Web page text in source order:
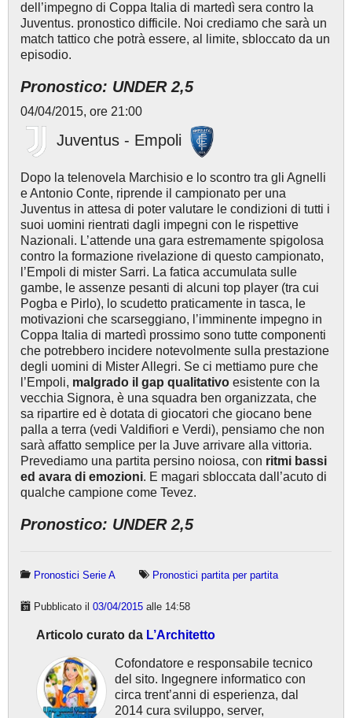
dell’impegno di Coppa Italia di martedì sera contro la
Juventus. pronostico difficile. Noi crediamo che sarà un
match tattico che potrà essere, al limite, sbloccato da un
episodio.
Pronostico: UNDER 2,5
04/04/2015, ore 21:00
Juventus - Empoli
Dopo la telenovela Marchisio e lo scontro tra gli Agnelli
e Antonio Conte, riprende il campionato per una
Juventus in attesa di poter valutare le condizioni di tutti i
suoi uomini rientrati dagli impegni con le rispettive
Nazionali. L’attende una gara estremamente spigolosa
contro la formazione rivelazione di questo campionato,
l’Empoli di mister Sarri. La fatica accumulata sulle
gambe, le assenze pesanti di alcuni top player (tra cui
Pogba e Pirlo), lo scudetto praticamente in tasca, le
motivazioni che scarseggiano, l’imminente impegno in
Coppa Italia di martedì prossimo sono tutte componenti
che potrebbero incidere notevolmente sulla prestazione
degli uomini di Mister Allegri. Se ci mettiamo pure che
l’Empoli, malgrado il gap qualitativo esistente con la
vecchia Signora, è una squadra ben organizzata, che
sa ripartire ed è dotata di giocatori che giocano bene
palla a terra (vedi Valdifiori e Verdi), pensiamo che non
sarà affatto semplice per la Juve arrivare alla vittoria.
Prevediamo una partita persino noiosa, con ritmi bassi
ed avara di emozioni. E magari sbloccata dall’acuto di
qualche campione come Tevez.
Pronostico: UNDER 2,5
Pronostici Serie A Pronostici partita per partita
Pubblicato il 03/04/2015 alle 14:58
Articolo curato da L’Architetto
Cofondatore e responsabile tecnico
del sito. Ingegnere informatico con
circa trent’anni di esperienza, dal
2014 cura sviluppo, server,